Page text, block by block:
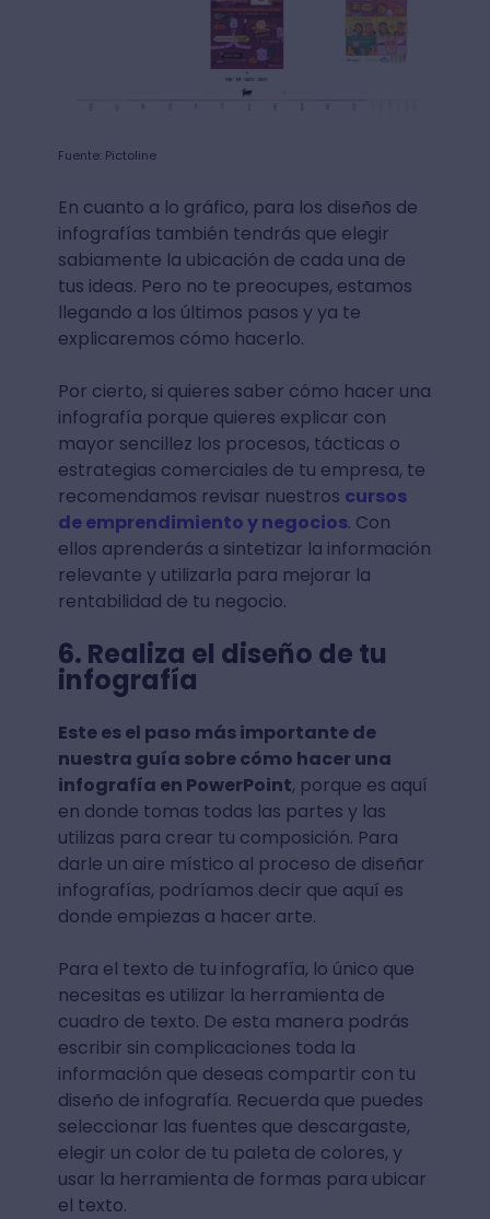
Fuente: Pictoline
En cuanto a lo gráfico, para los diseños de
infografías también tendrás que elegir
sabiamente la ubicación de cada una de
tus ideas. Pero no te preocupes, estamos
llegando a los últimos pasos y ya te
explicaremos cómo hacerlo.
Por cierto, si quieres saber cómo hacer una
infografía porque quieres explicar con
mayor sencillez los procesos, tácticas o
estrategias comerciales de tu empresa, te
recomendamos revisar nuestros cursos
de emprendimiento y negocios. Con
ellos aprenderás a sintetizar la información
relevante y utilizarla para mejorar la
rentabilidad de tu negocio.
6. Realiza el diseño de tu
infografía
Este es el paso más importante de
nuestra guía sobre cómo hacer una
infografía en PowerPoint, porque es aquí
en donde tomas todas las partes y las
utilizas para crear tu composición. Para
darle un aire místico al proceso de diseñar
infografías, podríamos decir que aquí es
donde empiezas a hacer arte.
Para el texto de tu infografía, lo único que
necesitas es utilizar la herramienta de
cuadro de texto. De esta manera podrás
escribir sin complicaciones toda la
información que deseas compartir con tu
diseño de infografía. Recuerda que puedes
seleccionar las fuentes que descargaste,
elegir un color de tu paleta de colores, y
usar la herramienta de formas para ubicar
el texto.